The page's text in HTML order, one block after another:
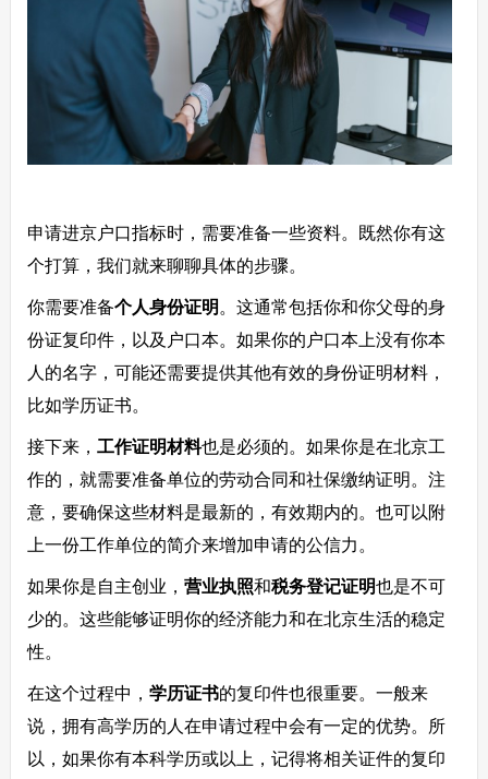
申请进京户口指标时，需要准备一些资料。既然你有这
个打算，我们就来聊聊具体的步骤。
你需要准备个人身份证明 。这通常包括你和你父母的身
份证复印件，以及户口本。如果你的户口本上没有你本
人的名字，可能还需要提供其他有效的身份证明材料，
比如学历证书。
接下来， 工作证明材料也是必须的。如果你是在北京工
作的，就需要准备单位的劳动合同和社保缴纳证明。注
意，要确保这些材料是最新的，有效期内的。也可以附
上一份工作单位的简介来增加申请的公信力。
如果你是自主创业， 营业执照和税务登记证明也是不可
少的。这些能够证明你的经济能力和在北京生活的稳定
性。
在这个过程中， 学历证书的复印件也很重要。一般来
说，拥有高学历的人在申请过程中会有一定的优势。所
以，如果你有本科学历或以上，记得将相关证件的复印